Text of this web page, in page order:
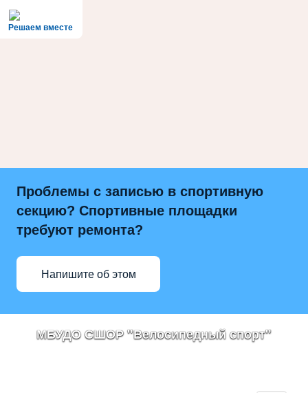
Решаем вместе
Проблемы с записью в спортивную
секцию? Спортивные площадки
требуют ремонта?
Напишите об этом
МБУДО СШОР "Велосипедный спорт"